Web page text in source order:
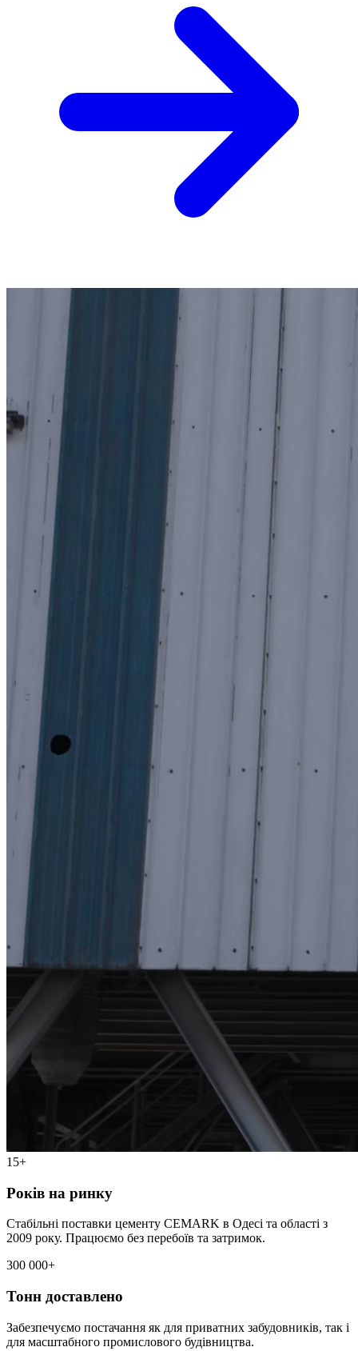
15+
Років на ринку
Стабільні поставки цементу CEMARK в Одесі та області з
2009 року. Працюємо без перебоїв та затримок.
300 000+
Тонн доставлено
Забезпечуємо постачання як для приватних забудовників, так і
для масштабного промислового будівництва.